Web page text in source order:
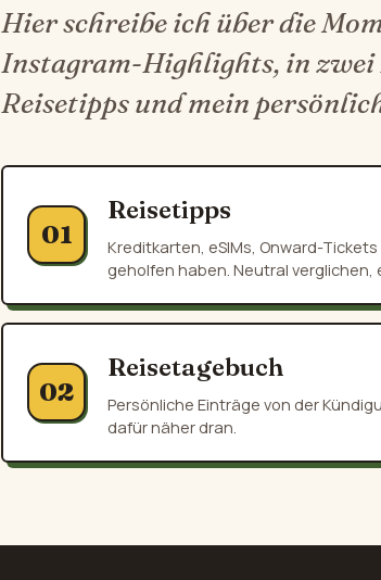
Hier schreibe ich über die
Instagram-Highlights, in
Reisetipps und mein
01
Reisetipps
Kreditkarten, eSIMs, Onward-
geholfen haben. Neutral verglichen,
02
Reisetagebuch
Persönliche Einträge von der
dafür näher dran.